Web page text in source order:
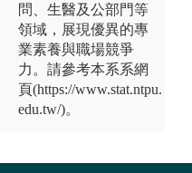
問、生醫及公部門等
領域，展現優異的專
業素養與職場競爭
力。請參考本系系網
頁(https://www.stat.ntpu.
edu.tw/)。